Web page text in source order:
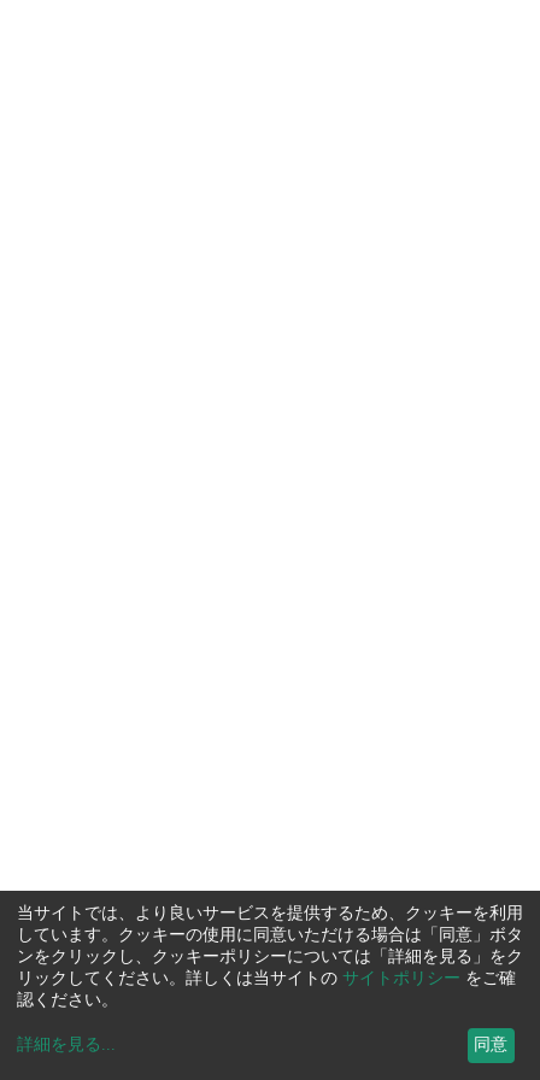
当サイトでは、より良いサービスを提供するため、クッキーを利用
しています。クッキーの使用に同意いただける場合は「同意」ボタ
ンをクリックし、クッキーポリシーについては「詳細を見る」をク
リックしてください。詳しくは当サイトの サイトポリシー をご確
認ください。
詳細を見る ... 同意